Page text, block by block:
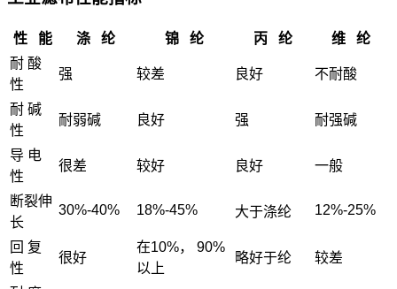
性 能 涤 纶 锦 纶 丙 纶
维 纶
耐 酸
性
强 较差 良好 不耐酸
耐 碱
性
耐弱碱 良好 强 耐强碱
导 电
性
很差 较好 良好 一般
断裂伸
长
30%-40% 18%-45% 大于涤纶 12%-25%
回 复
性
很好
在10%， 90%
以上
略好于纶 较差